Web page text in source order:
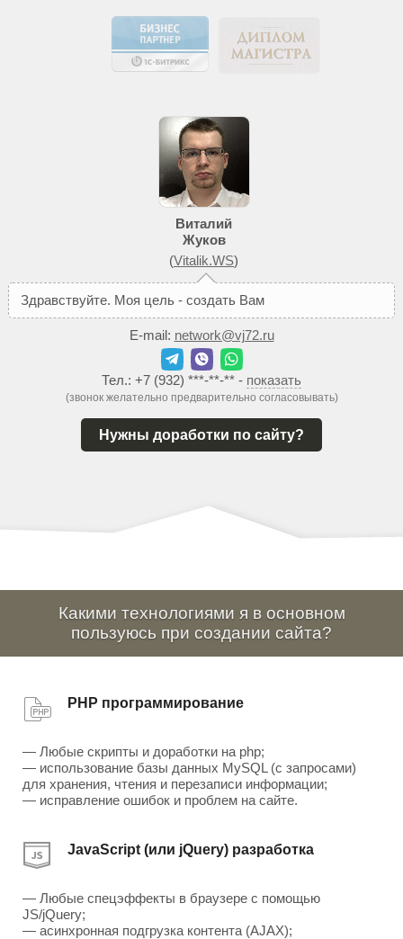
Виталий
Жуков
(Vitalik.WS)
Здравствуйте. Моя цель - создать Вам
E-mail: network@vj72.ru
Тел.: +7 (932) ***-**-** - показать
(звонок желательно предварительно согласовывать)
Нужны доработки по сайту?
Какими технологиями я в основном
пользуюсь при создании сайта?
PHP программирование
— Любые скрипты и доработки на php;
— использование базы данных MySQL (с запросами)
для хранения, чтения и перезаписи информации;
— исправление ошибок и проблем на сайте.
JavaScript (или jQuery) разработка
— Любые спецэффекты в браузере с помощью
JS/jQuery;
— асинхронная подгрузка контента (AJAX);